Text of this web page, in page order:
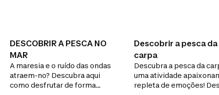
DESCOBRIR A PESCA NO
MAR
A maresia e o ruído das ondas
atraem-no? Descubra aqui
como desfrutar de forma
Descobrir a pesca da
carpa
Descubra a pesca da
uma atividade
repleta de emoções!